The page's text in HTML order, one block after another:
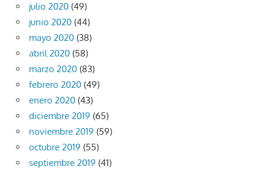
julio 2020 (49)
junio 2020 (44)
mayo 2020 (38)
abril 2020 (58)
marzo 2020 (83)
febrero 2020 (49)
enero 2020 (43)
diciembre 2019 (65)
noviembre 2019 (59)
octubre 2019 (55)
septiembre 2019 (41)